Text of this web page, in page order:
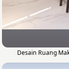
Desain Ruang